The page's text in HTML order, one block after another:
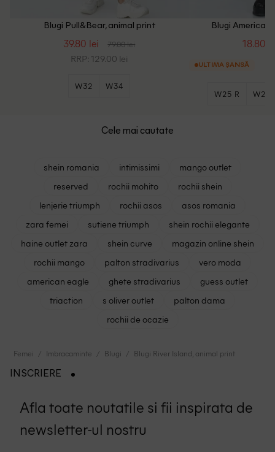
Blugi Pull&Bear, animal print
39.80 lei 79.00 lei
RRP: 129.00 lei
W32 W34
Blugi American
18.80
ULTIMA ȘANSĂ
W25 R W26
Cele mai cautate
shein romania intimissimi
mango outlet
reserved
rochii mohito
rochii shein
lenjerie triumph
rochii asos
asos romania
zara femei
sutiene triumph
shein rochii elegante
haine outlet zara
shein curve
magazin online shein
rochii mango
palton stradivarius
vero moda
american eagle
ghete stradivarius
guess outlet
triaction
s oliver outlet
palton dama
rochii de ocazie
Femei Imbracaminte Blugi Blugi River Island, animal print
INSCRIERE
Afla toate noutatile si fii inspirata de
newsletter-ul nostru